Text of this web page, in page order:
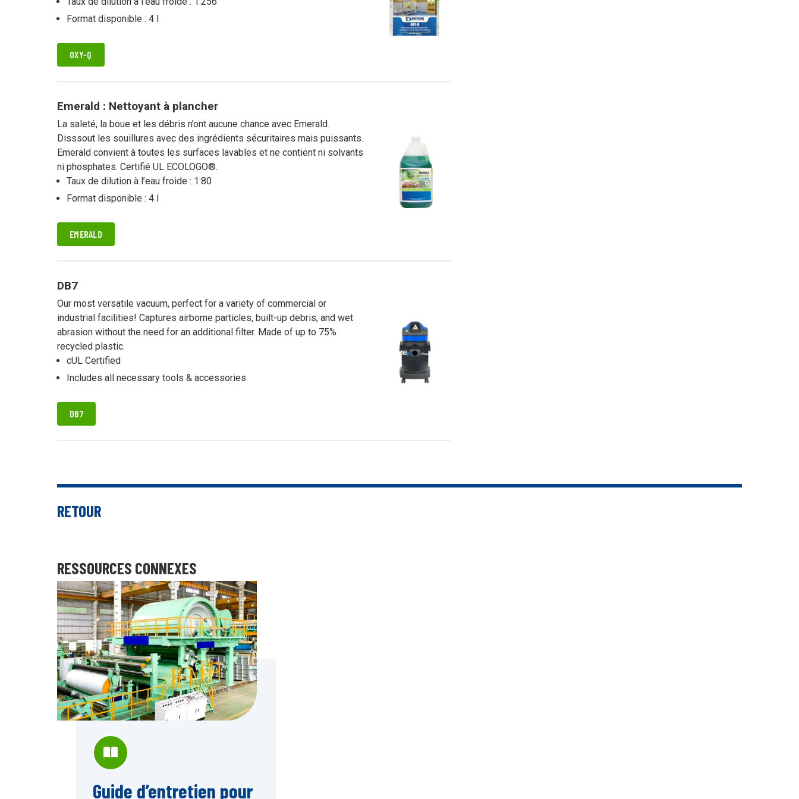
Format disponible : 4 l
OXY-Q
Emerald : Nettoyant à plancher
La saleté, la boue et les débris n’ont aucune chance avec Emerald.
Disssout les souillures avec des ingrédients sécuritaires mais puissants.
Emerald convient à toutes les surfaces lavables et ne contient ni solvants
ni phosphates. Certifié UL ECOLOGO®.
Taux de dilution à l’eau froide : 1:80
Format disponible : 4 l
EMERALD
DB7
Our most versatile vacuum, perfect for a variety of commercial or
industrial facilities! Captures airborne particles, built-up debris, and wet
abrasion without the need for an additional filter. Made of up to 75%
recycled plastic.
cUL Certified
Includes all necessary tools & accessories
DB7
RETOUR
RESSOURCES CONNEXES
Guide d’entretien pour